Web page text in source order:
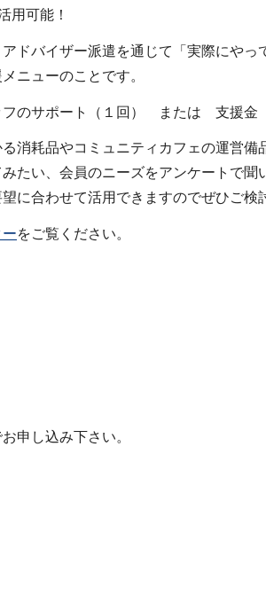
用可能！
ドバイザー派遣を通じて「実際にやっ
ニューのことです。
フのサポート（１回） または 支援金
消耗品やコミュニティカフェの運営備
たい、会員のニーズをアンケートで聞
に合わせて活用できますのでぜひご検
をご覧ください。
申し込み下さい。